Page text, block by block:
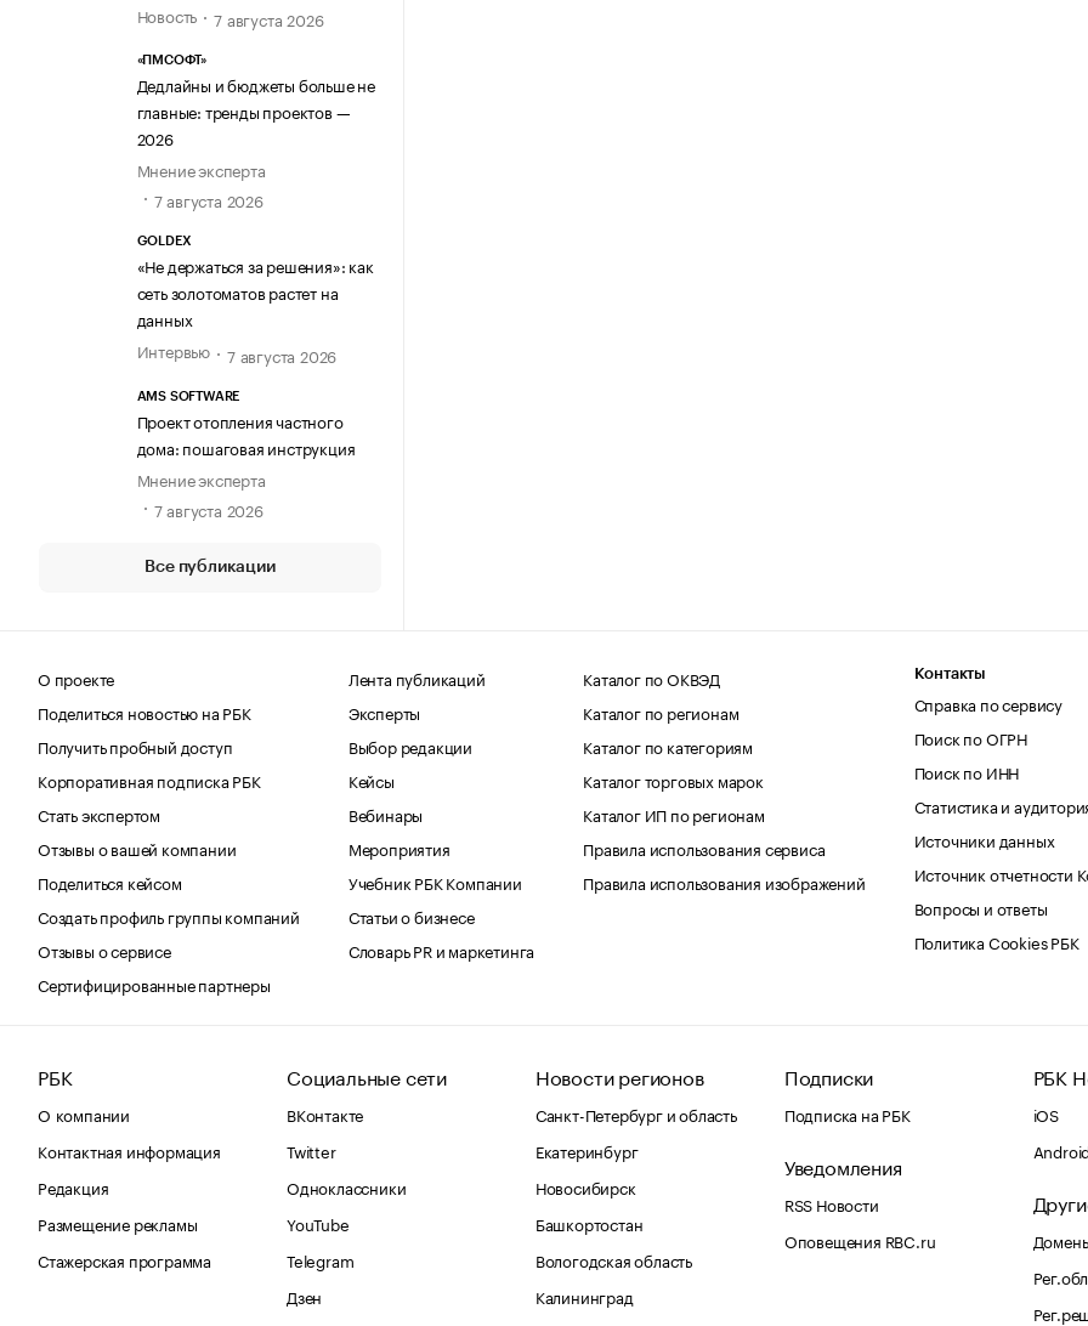
Новость
7 августа 2026
«ПМСОФТ»
Дедлайны и бюджеты больше не
главные: тренды проектов —
2026
Мнение эксперта
7 августа 2026
GOLDEX
«Не держаться за решения»: как
сеть золотоматов растет на
данных
Интервью
7 августа 2026
AMS SOFTWARE
Проект отопления частного
дома: пошаговая инструкция
Мнение эксперта
7 августа 2026
Все публикации
О проекте
Поделиться новостью на РБК
Получить пробный доступ
Корпоративная подписка РБК
Стать экспертом
Отзывы о вашей компании
Поделиться кейсом
Создать профиль группы компаний
Отзывы о сервисе
Сертифицированные партнеры
Лента публикаций
Эксперты
Выбор редакции
Кейсы
Вебинары
Мероприятия
Учебник РБК Компании
Статьи о бизнесе
Словарь PR и маркетинга
Каталог по ОКВЭД
Каталог по регионам
Каталог по категориям
Каталог торговых марок
Каталог ИП по регионам
Правила использования сервиса
Правила использования изображений
Контакты
Справка по сервису
Поиск по ОГРН
Поиск по ИНН
Статистика и
Источники данных
Источник отчетности
Вопросы и ответы
Политика Cookies РБК
РБК
О компании
Контактная информация
Редакция
Размещение рекламы
Стажерская программа
Социальные сети
ВКонтакте
Twitter
Одноклассники
YouTube
Telegram
Дзен
Новости регионов
Санкт-Петербург и область
Екатеринбург
Новосибирск
Башкортостан
Вологодская область
Калининград
Подписки
Подписка на РБК
Уведомления
RSS Новости
Оповещения RBC.ru
РБК
iOS